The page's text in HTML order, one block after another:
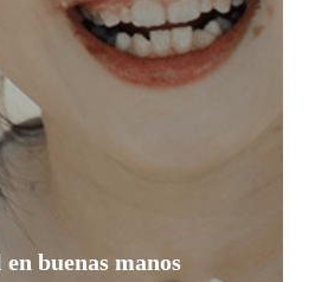
buenas manos